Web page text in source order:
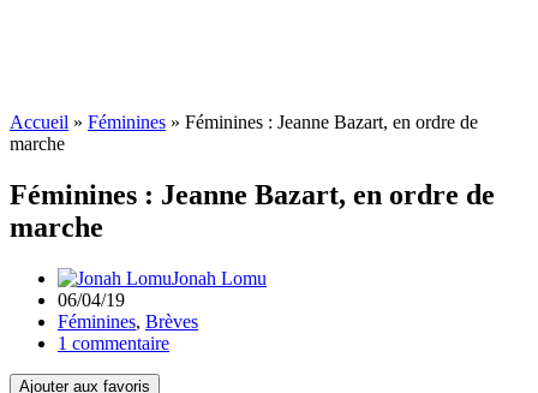
Accueil » Féminines » Féminines : Jeanne Bazart, en ordre de
marche
Féminines : Jeanne Bazart, en ordre de
marche
Jonah Lomu
06/04/19
Féminines, Brèves
1 commentaire
Ajouter aux favoris